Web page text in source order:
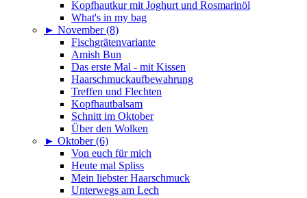
Kopfhautkur mit Joghurt und Rosmarinöl
What's in my bag
► November (8)
Fischgrätenvariante
Amish Bun
Das erste Mal - mit Kissen
Haarschmuckaufbewahrung
Treffen und Flechten
Kopfhautbalsam
Schnitt im Oktober
Über den Wolken
► Oktober (6)
Von euch für mich
Heute mal Spliss
Mein liebster Haarschmuck
Unterwegs am Lech